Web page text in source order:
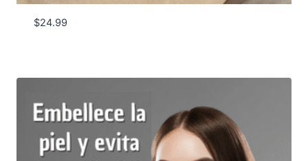
$24.99